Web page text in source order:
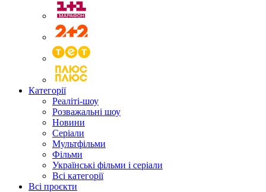
Категорії
Реаліті-шоу
Розважальні шоу
Новини
Серіали
Мультфільми
Фільми
Українські фільми і серіали
Всі категорії
Всі проєкти